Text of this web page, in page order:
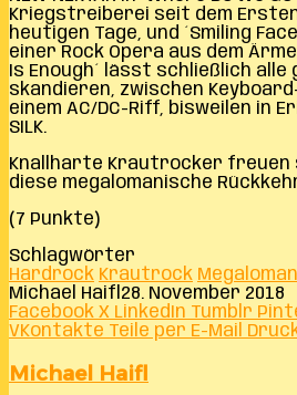
Kriegstreiberei seit dem
heutigen Tage, und ´Smiling
einer Rock Opera aus dem
Is Enough´ lässt schließlich alle
skandieren, zwischen
einem AC/DC-Riff, bisweilen in
SILK.
Knallharte Krautrocker freuen
diese megalomanische
(7 Punkte)
Schlagwörter
Hardrock Krautrock
Michael Haifl 28. November 2018
Facebook X LinkedIn Tumblr
VKontakte Teile per E-Mail
Michael Haifl